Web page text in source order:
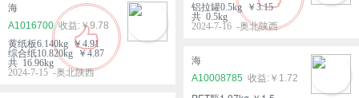
铝拉罐0.5kg ￥3.15
共 0.5kg
2024-7-16 -奥北陕西
海
A1016700
￥9.78
黄纸板6.140kg ￥4.91
综合纸10.820kg ￥4.87
共 16.96kg
2024-7-15 -奥北陕西
海
A10008785
￥1.72